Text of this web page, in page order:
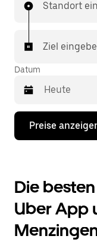
Preise, die du
In einigen
Uber App gezielt
sein möchtest,
zugewiesen wird.
Standort
Ziel
Datum
Drücke
Nach-
mit
dem
Kalender
zu
interagieren
und
Preise
Die
Uber App